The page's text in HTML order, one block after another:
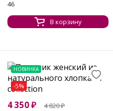
46
В корзину
НОВИНКА
-5%
4 350₽ 4 820₽